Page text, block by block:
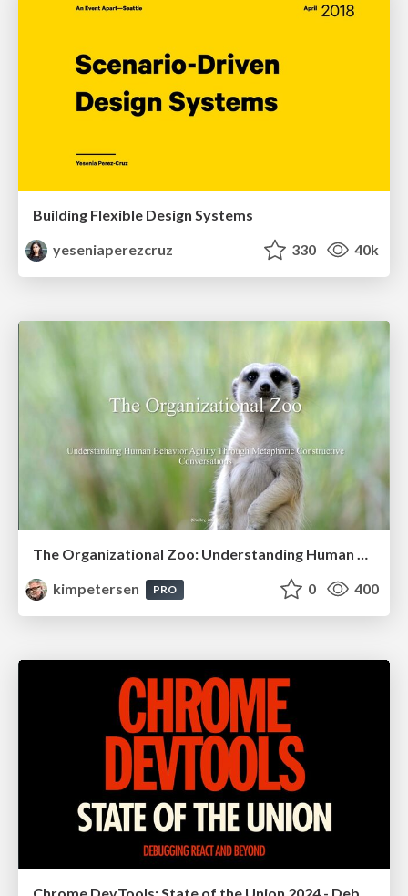
Building Flexible Design Systems
yeseniaperezcruz
330 40k
The Organizational Zoo: Understanding Human Behavior Agility Through Metaphoric Constructive Conversations (based on the works of Arthur Shelley, Ph.D)
kimpetersen
PRO 0 400